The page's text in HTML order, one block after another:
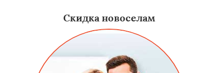
Скидка новоселам